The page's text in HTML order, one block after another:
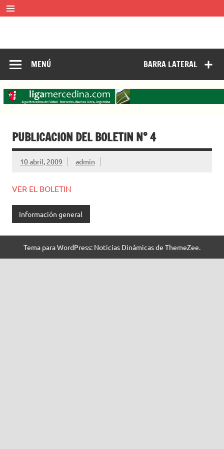
Saltar
contenido
ligamercedinadefutbol@hotmail.com ————— 02324-
BARRA LATERAL
MENÚ
PUBLICACION DEL BOLETIN N° 4
10 abril, 2009 admin
VER EL BOLETIN
Información general
Tema para WordPress: Noticias Dinámicas de ThemeZee.